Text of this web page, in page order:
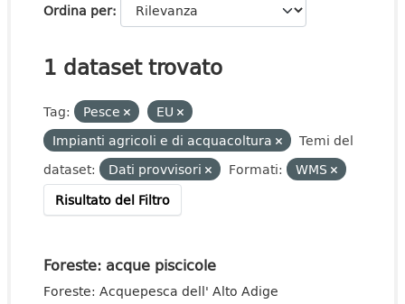
Ordina per
1 dataset trovato
Tag: Pesce
EU
Impianti agricoli e di acquacoltura
Temi del
dataset:
Dati provvisori Formati:
WMS
Risultato del Filtro
Foreste: acque piscicole
Foreste: Acquepesca dell' Alto Adige